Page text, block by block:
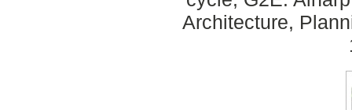
Architecture,